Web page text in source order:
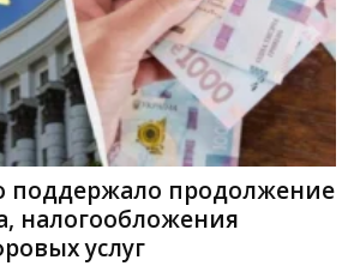
поддержало продолжение
налогообложения
услуг